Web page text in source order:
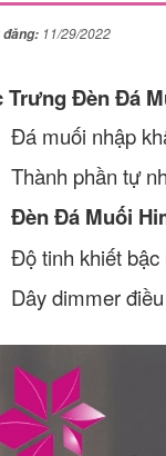
11/29/2022
Trưng Đèn Đá
Đá muối nhập
Thành phần tự
Đèn Đá Muối
Độ tinh khiết bậc
Dây dimmer